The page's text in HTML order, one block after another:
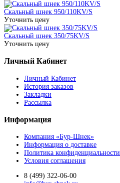
Скальный шнек 950/110KV/S
Уточнить цену
Скальный шнек 350/75KV/S
Уточнить цену
Личный Кабинет
Личный Кабинет
История заказов
Закладки
Рассылка
Информация
Компания «Бур-Шнек»
Информация о доставке
Политика конфиденциальности
Условия соглашения
8 (499) 322-06-00